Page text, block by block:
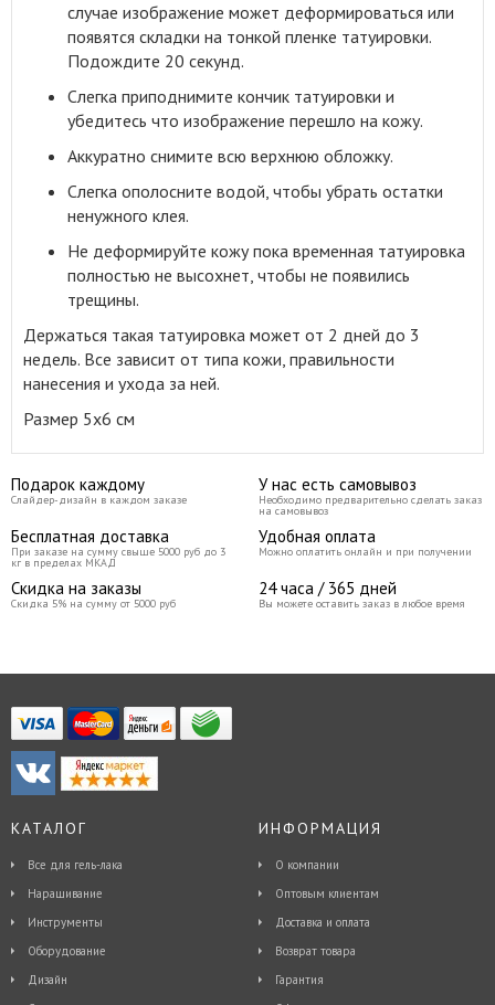
случае изображение может деформироваться или
появятся складки на тонкой пленке татуировки.
Подождите 20 секунд.
Слегка приподнимите кончик татуировки и
убедитесь что изображение перешло на кожу.
Аккуратно снимите всю верхнюю обложку.
Слегка ополосните водой, чтобы убрать остатки
ненужного клея.
Не деформируйте кожу пока временная татуировка
полностью не высохнет, чтобы не появились
трещины.
Держаться такая татуировка может от 2 дней до 3
недель. Все зависит от типа кожи, правильности
нанесения и ухода за ней.
Размер 5x6 см
Подарок каждому
Слайдер-дизайн в каждом заказе
У нас есть самовывоз
Необходимо предварительно сделать заказ
на самовывоз
Бесплатная доставка
При заказе на сумму свыше 5000 руб до 3
кг в пределах МКАД
Удобная оплата
Можно оплатить онлайн и при получении
Скидка на заказы
Скидка 5% на сумму от 5000 руб
24 часа / 365 дней
Вы можете оставить заказ в любое время
КАТАЛОГ
Все для гель-лака
Наращивание
Инструменты
Оборудование
Дизайн
ИНФОРМАЦИЯ
О компании
Оптовым клиентам
Доставка и оплата
Возврат товара
Гарантия